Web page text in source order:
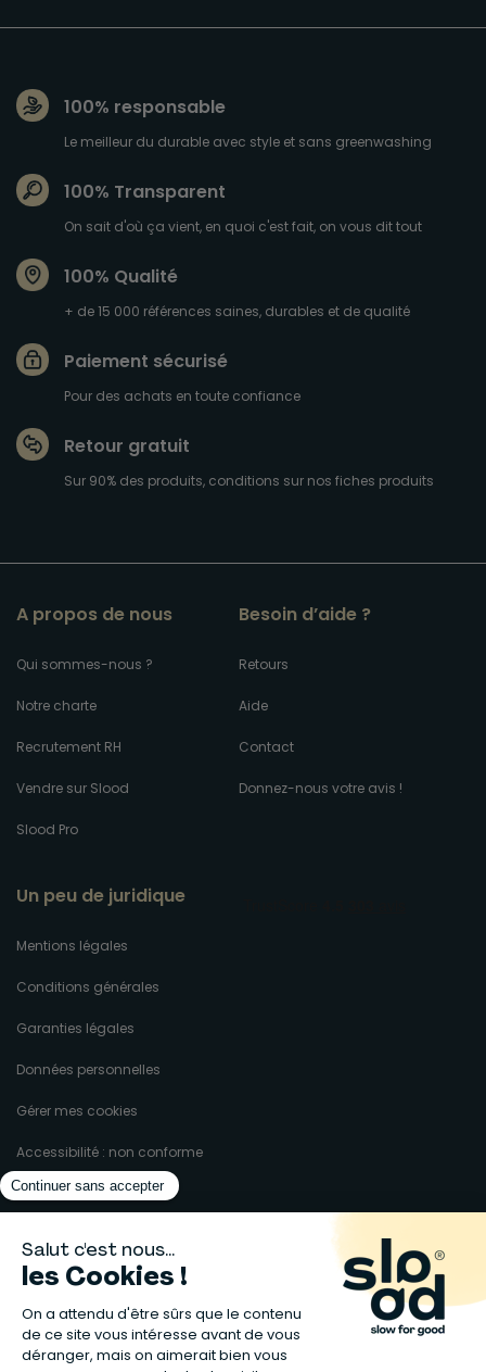
100% responsable
Le meilleur du durable avec style et sans greenwashing
100% Transparent
On sait d'où ça vient, en quoi c'est fait, on vous dit tout
100% Qualité
+ de 15 000 références saines, durables et de qualité
Paiement sécurisé
Pour des achats en toute confiance
Retour gratuit
Sur 90% des produits, conditions sur nos fiches produits
A propos de nous
Qui sommes-nous ?
Notre charte
Recrutement RH
Vendre sur Slood
Slood Pro
Besoin d’aide ?
Retours
Aide
Contact
Donnez-nous votre avis !
Un peu de juridique
Mentions légales
Conditions générales
Garanties légales
Données personnelles
Gérer mes cookies
Accessibilité : non conforme